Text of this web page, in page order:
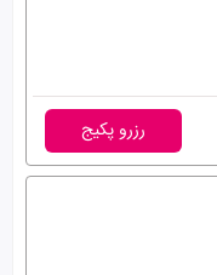
رزرو پکیج